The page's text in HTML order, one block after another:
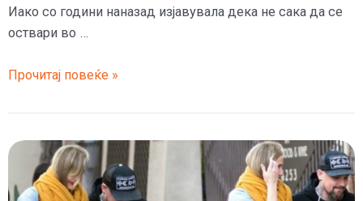
Иако со години наназад изјавувала дека не сака да се
оствари во …
Камерон
на
46
години
Прочитај повеќе »